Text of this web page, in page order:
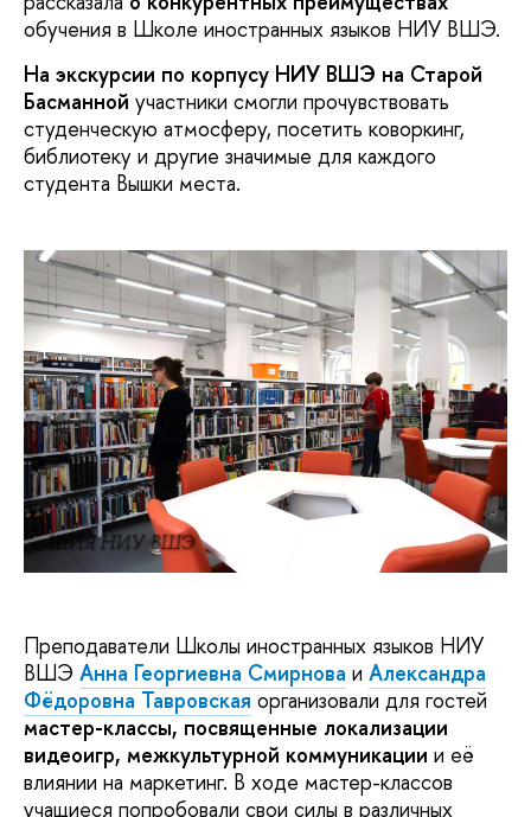
обучения в Школе иностранных языков НИУ ВШЭ.
На экскурсии по корпусу НИУ ВШЭ на Старой
Басманной участники смогли прочувствовать
студенческую атмосферу, посетить коворкинг,
библиотеку и другие значимые для каждого
студента Вышки места.
ШИЯ НИУ ВШЭ
Преподаватели Школы иностранных языков НИУ
ВШЭ Анна Георгиевна Смирнова и Александра
Фёдоровна Тавровская организовали для гостей
мастер-классы, посвященные локализации
видеоигр, межкультурной коммуникации и её
влиянии на маркетинг. В ходе мастер-классов
учащиеся попробовали свои силы в различных